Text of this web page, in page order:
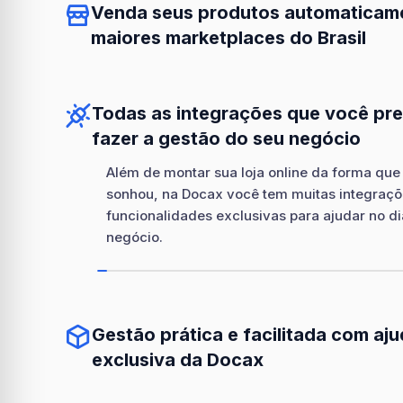
Venda seus produtos
maiores marketplaces do Brasil
Todas as integrações que você
fazer a gestão do seu negócio
Além de montar sua loja online da forma
sonhou, na Docax você tem muitas
funcionalidades exclusivas para ajudar no
negócio.
Gestão prática e facilitada com
exclusiva da Docax